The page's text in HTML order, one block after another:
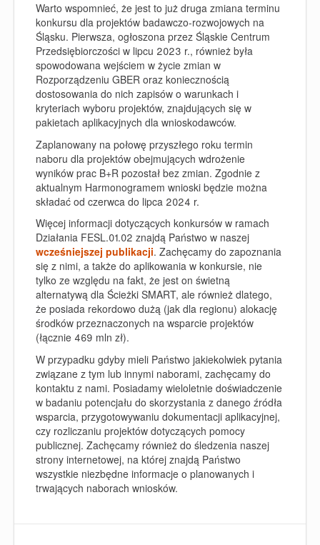
Warto wspomnieć, że jest to już druga zmiana terminu
konkursu dla projektów badawczo-rozwojowych na
Śląsku. Pierwsza, ogłoszona przez Śląskie Centrum
Przedsiębiorczości w lipcu 2023 r., również była
spowodowana wejściem w życie zmian w
Rozporządzeniu GBER oraz koniecznością
dostosowania do nich zapisów o warunkach i
kryteriach wyboru projektów, znajdujących się w
pakietach aplikacyjnych dla wnioskodawców.
Zaplanowany na połowę przyszłego roku termin
naboru dla projektów obejmujących wdrożenie
wyników prac B+R pozostał bez zmian. Zgodnie z
aktualnym Harmonogramem wnioski będzie można
składać od czerwca do lipca 2024 r.
Więcej informacji dotyczących konkursów w ramach
Działania FESL.01.02 znajdą Państwo w naszej
wcześniejszej publikacji. Zachęcamy do zapoznania
się z nimi, a także do aplikowania w konkursie, nie
tylko ze względu na fakt, że jest on świetną
alternatywą dla Ścieżki SMART, ale również dlatego,
że posiada rekordowo dużą (jak dla regionu) alokację
środków przeznaczonych na wsparcie projektów
(łącznie 469 mln zł).
W przypadku gdyby mieli Państwo jakiekolwiek pytania
związane z tym lub innymi naborami, zachęcamy do
kontaktu z nami. Posiadamy wieloletnie doświadczenie
w badaniu potencjału do skorzystania z danego źródła
wsparcia, przygotowywaniu dokumentacji aplikacyjnej,
czy rozliczaniu projektów dotyczących pomocy
publicznej. Zachęcamy również do śledzenia naszej
strony internetowej, na której znajdą Państwo
wszystkie niezbędne informacje o planowanych i
trwających naborach wniosków.